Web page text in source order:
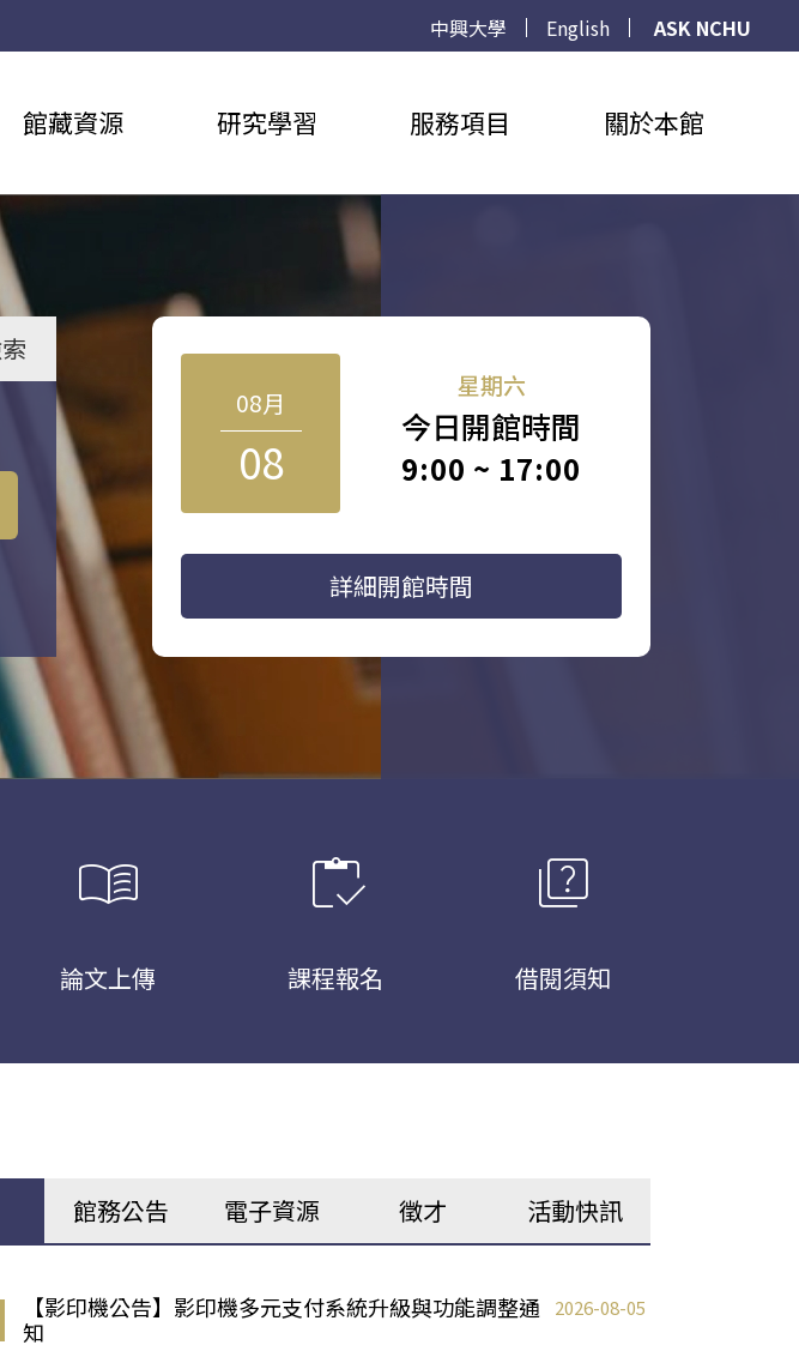
中興大學 English
ASK NCHU
館藏資源 研究學習 服務項目 關於本館
08月
08
星期六
今日開館時間
9:00 ~ 17:00
詳細開館時間
menu_book
論文上傳
inventory
課程報名
quiz
借閱須知
館務公告 電子資源 徵才 活動快訊
【影印機公告】影印機多元支付系統升級與功能調整通
知
2026-08-05